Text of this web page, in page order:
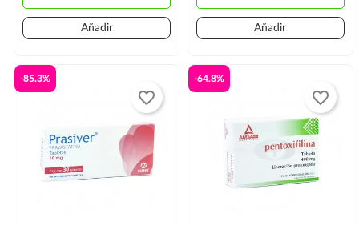
Añadir Añadir
-85.3%
favorite_border
-64.8%
favorite_border